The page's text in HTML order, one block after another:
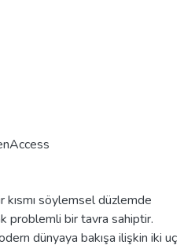
kısmı söylemsel düzlemde
problemli bir tavra sahiptir.
dünyaya bakışa ilişkin iki uç